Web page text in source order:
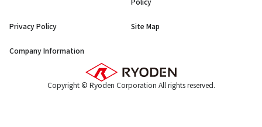
Privacy Policy Site Map
Company Information
Copyright © Ryoden Corporation All rights reserved.